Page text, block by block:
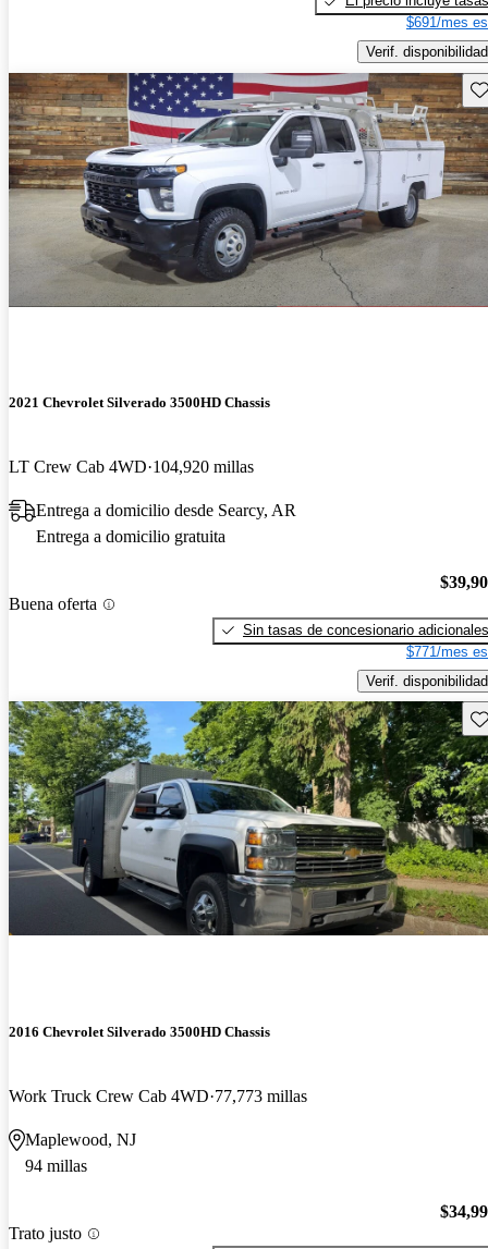
$691/mes
Verif. disponibilidad
2021 Chevrolet Silverado 3500HD Chassis
LT Crew Cab 4WD 104,920 millas
Entrega a domicilio desde Searcy, AR
Entrega a domicilio gratuita
Buena oferta
Sin tasas de concesionario adicionales
$771/mes
Verif. disponibilidad
2016 Chevrolet Silverado 3500HD Chassis
Work Truck Crew Cab 4WD 77,773 millas
Maplewood, NJ
94 millas
Trato justo